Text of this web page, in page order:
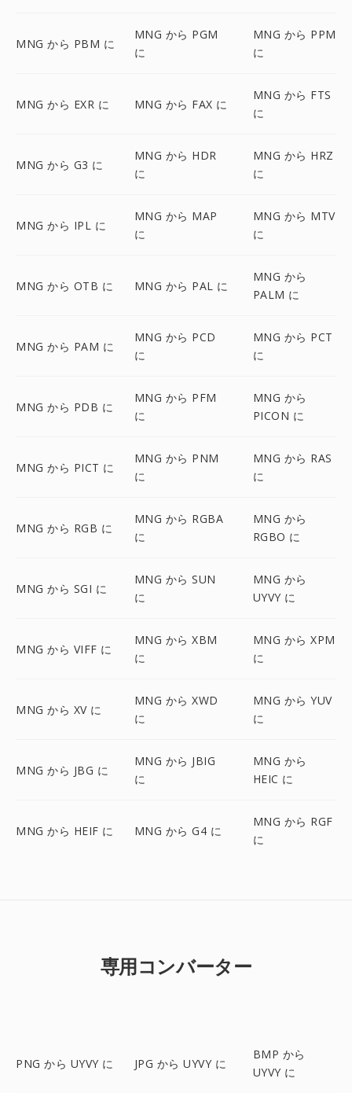
MNG から PBM に
MNG から PGM
に
MNG から PPM
に
MNG から EXR に MNG から FAX に
MNG から FTS
に
MNG から G3 に
MNG から HDR
に
MNG から HRZ
に
MNG から IPL に
MNG から MAP
に
MNG から MTV
に
MNG から OTB に MNG から PAL に
MNG から
PALM に
MNG から PAM に
MNG から PCD
に
MNG から PCT
に
MNG から PDB に
MNG から PFM
に
MNG から
PICON に
MNG から PICT に
MNG から PNM
に
MNG から RAS
に
MNG から RGB に
MNG から RGBA
に
MNG から
RGBO に
MNG から SGI に
MNG から SUN
に
MNG から
UYVY に
MNG から VIFF に
MNG から XBM
に
MNG から XPM
に
MNG から XV に
MNG から XWD
に
MNG から YUV
に
MNG から JBG に
MNG から JBIG
に
MNG から
HEIC に
MNG から HEIF に MNG から G4 に
MNG から RGF
に
専用コンバーター
PNG から UYVY に JPG から UYVY に
BMP から
UYVY に